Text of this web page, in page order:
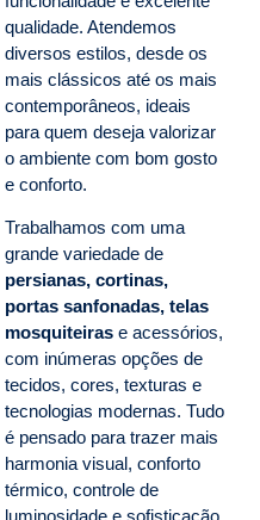
qualidade. Atendemos
diversos estilos, desde os
mais clássicos até os mais
contemporâneos, ideais
para quem deseja valorizar
o ambiente com bom gosto
e conforto.
Trabalhamos com uma
grande variedade de
persianas, cortinas,
portas sanfonadas, telas
mosquiteiras e acessórios,
com inúmeras opções de
tecidos, cores, texturas e
tecnologias modernas. Tudo
é pensado para trazer mais
harmonia visual, conforto
térmico, controle de